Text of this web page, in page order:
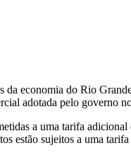
da economia do Rio
adotada pelo governo
a uma tarifa adicional
estão sujeitos a uma